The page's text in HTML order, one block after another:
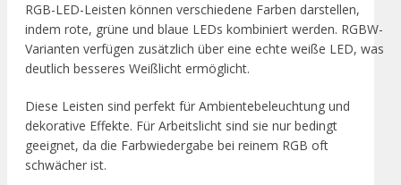
RGB-LED-Leisten können verschiedene Farben darstellen,
indem rote, grüne und blaue LEDs kombiniert werden. RGBW-
Varianten verfügen zusätzlich über eine echte weiße LED, was
deutlich besseres Weißlicht ermöglicht.
Diese Leisten sind perfekt für Ambientebeleuchtung und
dekorative Effekte. Für Arbeitslicht sind sie nur bedingt
geeignet, da die Farbwiedergabe bei reinem RGB oft
schwächer ist.